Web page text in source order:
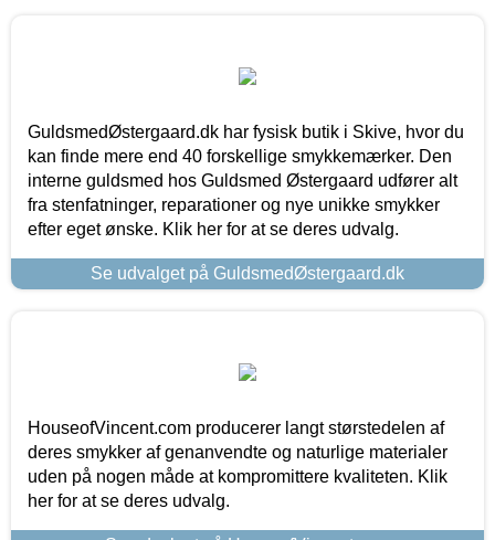
GuldsmedØstergaard.dk har fysisk butik i Skive, hvor du
kan finde mere end 40 forskellige smykkemærker. Den
interne guldsmed hos Guldsmed Østergaard udfører alt
fra stenfatninger, reparationer og nye unikke smykker
efter eget ønske. Klik her for at se deres udvalg.
Se udvalget på GuldsmedØstergaard.dk
HouseofVincent.com producerer langt størstedelen af
deres smykker af genanvendte og naturlige materialer
uden på nogen måde at kompromittere kvaliteten. Klik
her for at se deres udvalg.